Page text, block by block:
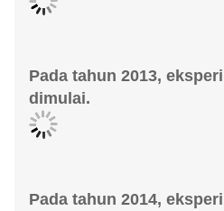
Pada tahun 2013,
dimulai.
Pada tahun 2014,